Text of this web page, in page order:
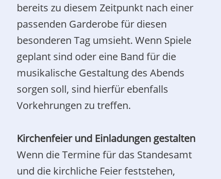
bereits zu diesem Zeitpunkt nach einer
passenden Garderobe für diesen
besonderen Tag umsieht. Wenn Spiele
geplant sind oder eine Band für die
musikalische Gestaltung des Abends
sorgen soll, sind hierfür ebenfalls
Vorkehrungen zu treffen.
Kirchenfeier und Einladungen gestalten
Wenn die Termine für das Standesamt
und die kirchliche Feier feststehen,